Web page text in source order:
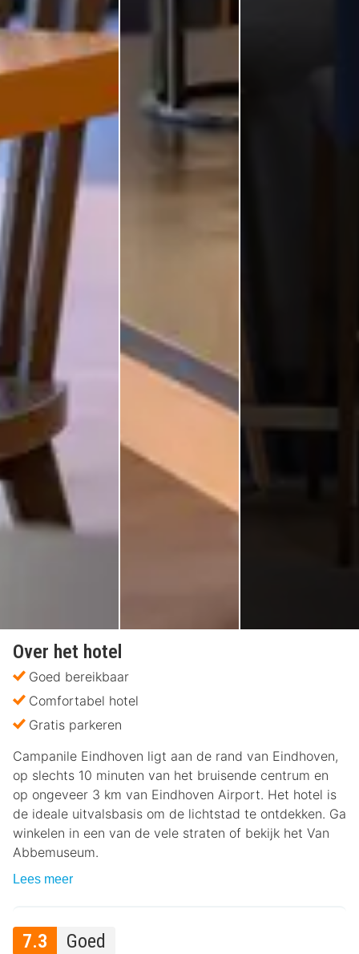
Over het hotel
Goed bereikbaar
Comfortabel hotel
Gratis parkeren
Campanile Eindhoven ligt aan de rand van Eindhoven,
op slechts 10 minuten van het bruisende centrum en
op ongeveer 3 km van Eindhoven Airport. Het hotel is
de ideale uitvalsbasis om de lichtstad te ontdekken. Ga
winkelen in een van de vele straten of bekijk het Van
Abbemuseum.
Lees meer
7.3 Goed